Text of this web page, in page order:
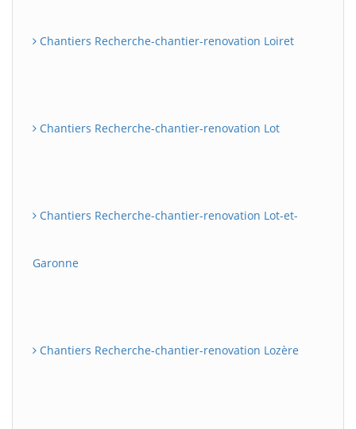
Chantiers Recherche-chantier-renovation Loiret
Chantiers Recherche-chantier-renovation Lot
Chantiers Recherche-chantier-renovation Lot-et-
Garonne
Chantiers Recherche-chantier-renovation Lozère